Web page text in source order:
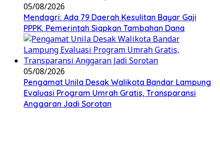
05/08/2026
Mendagri: Ada 79 Daerah Kesulitan Bayar Gaji
PPPK, Pemerintah Siapkan Tambahan Dana
05/08/2026
Pengamat Unila Desak Walikota Bandar Lampung
Evaluasi Program Umrah Gratis, Transparansi
Anggaran Jadi Sorotan